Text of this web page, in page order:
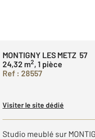
MONTIGNY LES METZ 57
24,32 m2, 1 pièce
Ref : 28557
Visiter le site dédié
Studio meublé sur